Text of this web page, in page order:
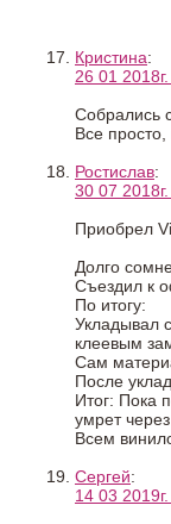
Кристина:
26 01
Собрались
Все
Ростислав:
30 07
Приобрел
Долго
Съездил к
По итогу:
Укладывал
клеевым
Сам
После
Итог: Пока
умрет
Всем
Сергей:
14 03